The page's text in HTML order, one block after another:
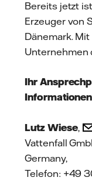
Bereits jetzt
Erzeuger von
Dänemark.
Unternehmen
Ihr
Lutz Wiese,
Vattenfall
Germany,
Telefon: +49